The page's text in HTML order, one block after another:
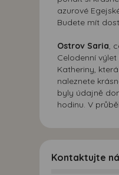
azurové
Budete mít
Ostrov Saria,
Celodenní
Katheriny,
naleznete
byly údajně
hodinu. V
Kontaktujte